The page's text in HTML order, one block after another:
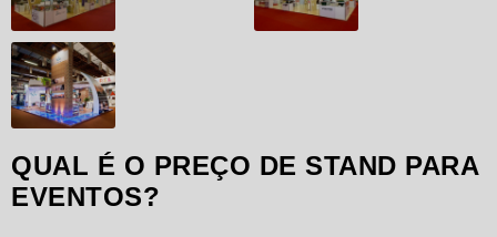
QUAL É O PREÇO DE STAND PARA
EVENTOS?